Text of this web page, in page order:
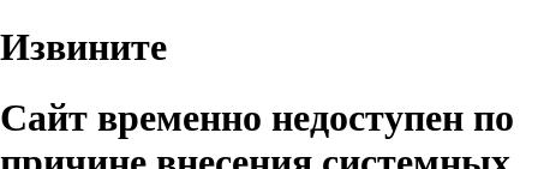
Извините
Сайт временно недоступен по